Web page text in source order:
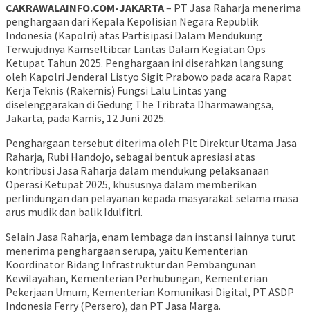
CAKRAWALAINFO.COM-JAKARTA– PT Jasa Raharja menerima
penghargaan dari Kepala Kepolisian Negara Republik
Indonesia (Kapolri) atas Partisipasi Dalam Mendukung
Terwujudnya Kamseltibcar Lantas Dalam Kegiatan Ops
Ketupat Tahun 2025. Penghargaan ini diserahkan langsung
oleh Kapolri Jenderal Listyo Sigit Prabowo pada acara Rapat
Kerja Teknis (Rakernis) Fungsi Lalu Lintas yang
diselenggarakan di Gedung The Tribrata Dharmawangsa,
Jakarta, pada Kamis, 12 Juni 2025.
Penghargaan tersebut diterima oleh Plt Direktur Utama Jasa
Raharja, Rubi Handojo, sebagai bentuk apresiasi atas
kontribusi Jasa Raharja dalam mendukung pelaksanaan
Operasi Ketupat 2025, khususnya dalam memberikan
perlindungan dan pelayanan kepada masyarakat selama masa
arus mudik dan balik Idulfitri.
Selain Jasa Raharja, enam lembaga dan instansi lainnya turut
menerima penghargaan serupa, yaitu Kementerian
Koordinator Bidang Infrastruktur dan Pembangunan
Kewilayahan, Kementerian Perhubungan, Kementerian
Pekerjaan Umum, Kementerian Komunikasi Digital, PT ASDP
Indonesia Ferry (Persero), dan PT Jasa Marga.